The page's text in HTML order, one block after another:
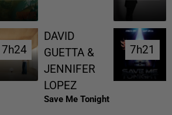
7h24
7h24
DAVID
GUETTA &
JENNIFER
LOPEZ
Save Me Tonight
7h21
7h21